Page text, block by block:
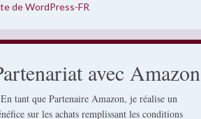
de WordPress-FR
avec Amazon
tant que Partenaire Amazon, je réalise un
sur les achats remplissant les conditions